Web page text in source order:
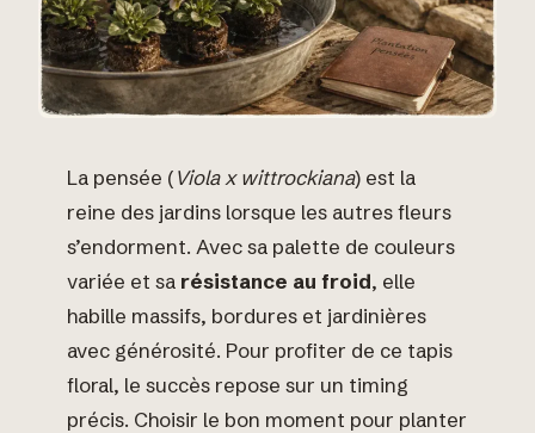
La pensée ( Viola x wittrockiana) est la
reine des jardins lorsque les autres fleurs
s’endorment. Avec sa palette de couleurs
variée et sa résistance au froid, elle
habille massifs, bordures et jardinières
avec générosité. Pour profiter de ce tapis
floral, le succès repose sur un timing
précis. Choisir le bon moment pour planter